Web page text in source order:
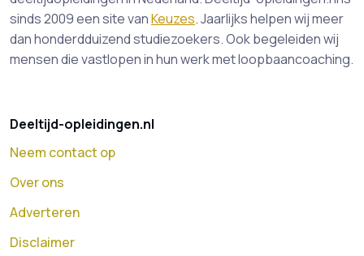
sinds 2009 een site vanKeuzes. Jaarlijks helpen wij meer
dan honderdduizend studiezoekers. Ook begeleiden wij
mensen die vastlopen in hun werk met loopbaancoaching.
Deeltijd-opleidingen.nl
Neem contact op
Over ons
Adverteren
Disclaimer